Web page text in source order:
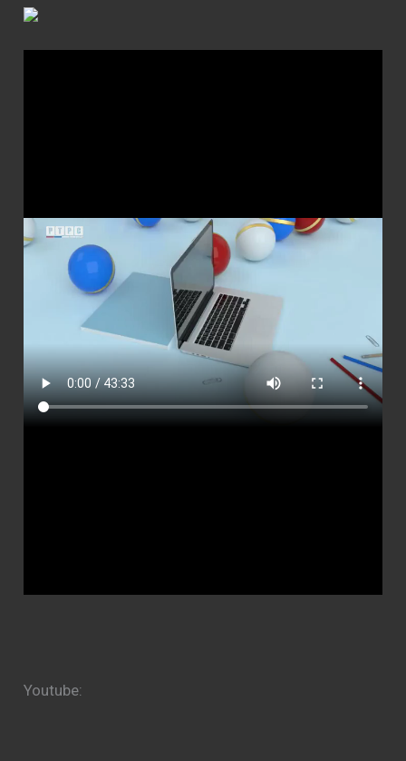
Youtube: